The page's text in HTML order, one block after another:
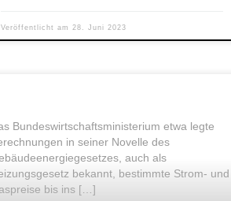
Veröffentlicht am 28. Juni 2023
Bundeswirtschaftsministerium etwa legte
in seiner Novelle des
auch als
bekannt, bestimmte Strom- und
bis ins […]